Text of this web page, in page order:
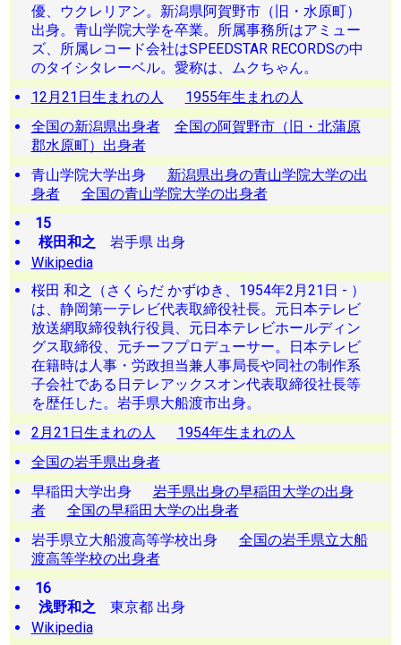
優、ウクレリアン。新潟県阿賀野市（旧・水原町）
出身。青山学院大学を卒業。所属事務所はアミュー
ズ、所属レコード会社はSPEEDSTAR RECORDSの中
のタイシタレーベル。愛称は、ムクちゃん。
12月21日生まれの人
1955年生まれの人
全国の新潟県出身者
全国の阿賀野市（旧・北蒲原
郡水原町）出身者
青山学院大学出身 新潟県出身の青山学院大学の出
身者
全国の青山学院大学の出身者
15
桜田和之 岩手県 出身
Wikipedia
桜田 和之（さくらだ かずゆき、1954年2月21日 - ）
は、静岡第一テレビ代表取締役社長。元日本テレビ
放送網取締役執行役員、元日本テレビホールディン
グス取締役、元チーフプロデューサー。日本テレビ
在籍時は人事・労政担当兼人事局長や同社の制作系
子会社である日テレアックスオン代表取締役社長等
を歴任した。岩手県大船渡市出身。
2月21日生まれの人
1954年生まれの人
全国の岩手県出身者
早稲田大学出身 岩手県出身の早稲田大学の出身
者
全国の早稲田大学の出身者
岩手県立大船渡高等学校出身 全国の岩手県立大船
渡高等学校の出身者
16
浅野和之 東京都 出身
Wikipedia